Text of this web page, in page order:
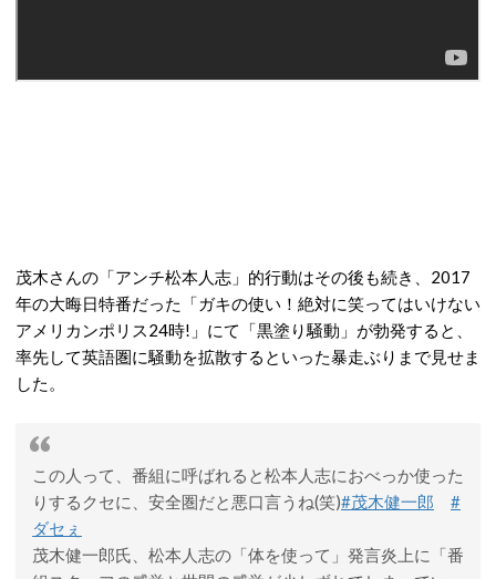
茂木さんの「アンチ松本人志」的行動はその後も続き、2017
年の大晦日特番だった「ガキの使い！絶対に笑ってはいけない
アメリカンポリス24時!」にて「黒塗り騒動」が勃発すると、
率先して英語圏に騒動を拡散するといった暴走ぶりまで見せま
した。
この人って、番組に呼ばれると松本人志におべっか使った
りするクセに、安全圏だと悪口言うね(笑)#茂木健一郎
#
ダセぇ
茂木健一郎氏、松本人志の「体を使って」発言炎上に「番